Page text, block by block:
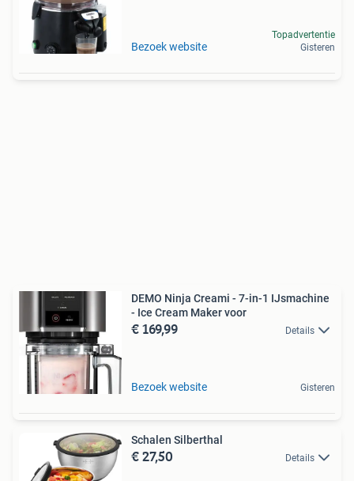
Bezoek website
Topadvertentie
Gisteren
DEMO Ninja Creami - 7-in-1 IJsmachine
- Ice Cream Maker voor
€ 169,99 Details
Bezoek website Gisteren
Schalen Silberthal
€ 27,50 Details